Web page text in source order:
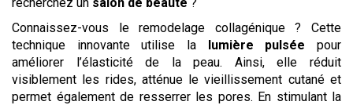
Connaissez-vous le remodelage collagénique ? Cette
technique innovante utilise la lumière pulsée pour
améliorer l’élasticité de la peau. Ainsi, elle réduit
visiblement les rides, atténue le vieillissement cutané et
permet également de resserrer les pores. En stimulant la